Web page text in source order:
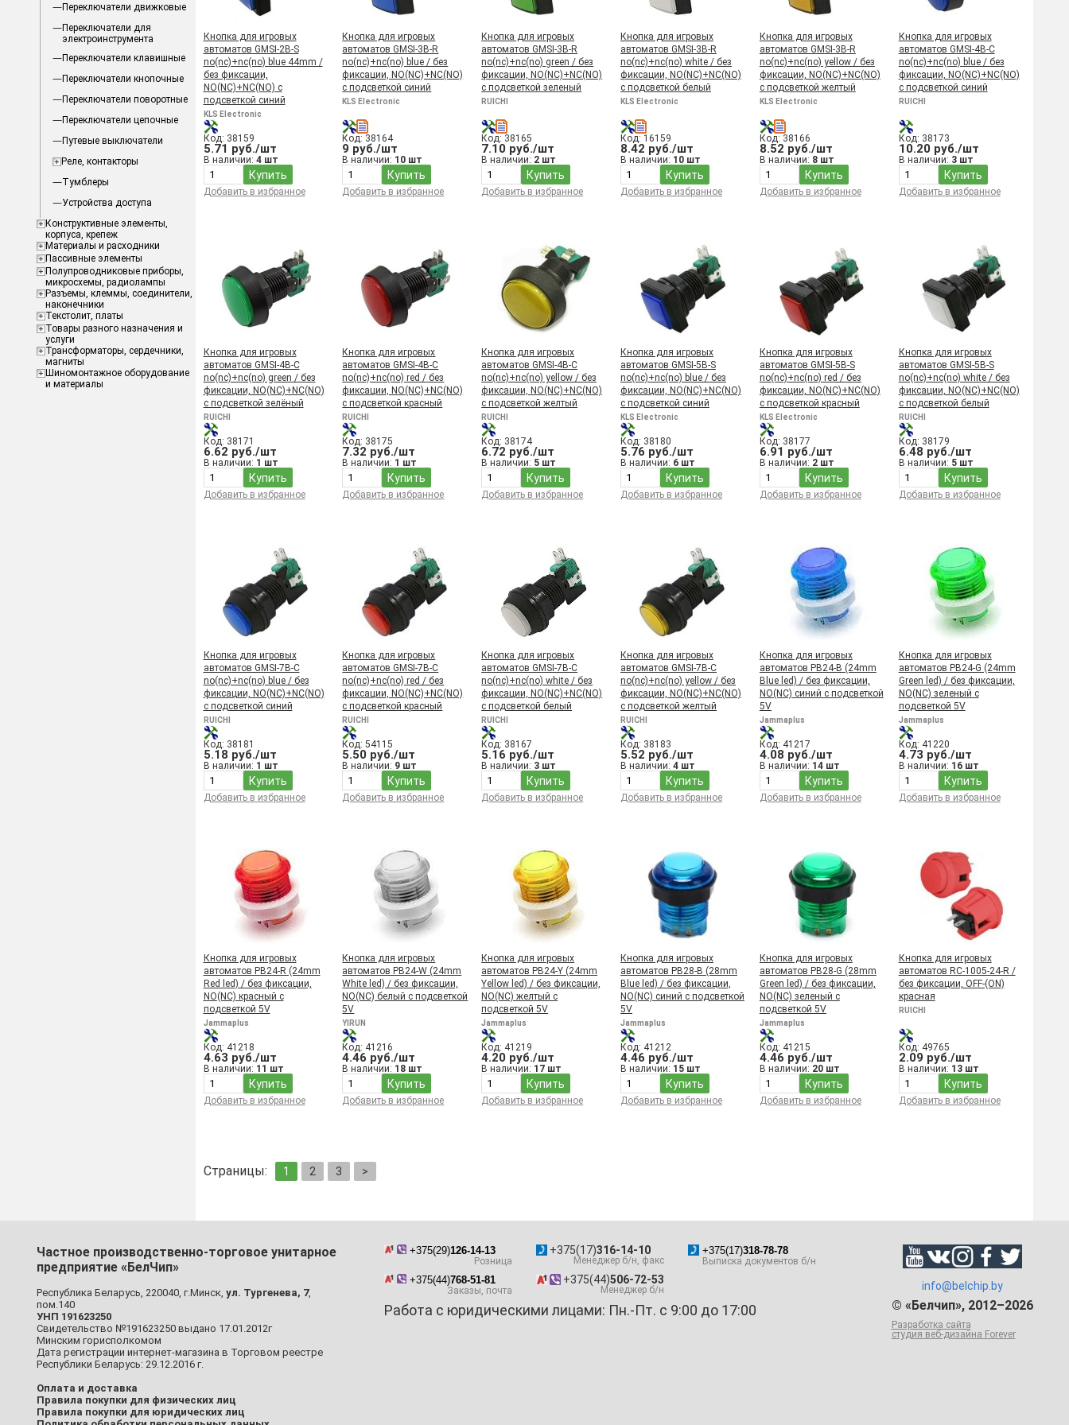
Переключатели движковые
Переключатели для
электроинструмента
Переключатели клавишные
Переключатели кнопочные
Переключатели поворотные
Переключатели цепочные
Путевые выключатели
Реле, контакторы
Тумблеры
Устройства доступа
Конструктивные элементы,
корпуса, крепеж
Материалы и расходники
Пассивные элементы
Полупроводниковые приборы,
микросхемы, радиолампы
Разъемы, клеммы, соединители,
наконечники
Текстолит, платы
Товары разного назначения и
услуги
Трансформаторы, сердечники,
магниты
Шиномонтажное оборудование
и материалы
Кнопка для игровых
автоматов GMSI-2B-S
no(nc)+nc(no) blue 44mm /
без фиксации,
NO(NC)+NC(NO) с
подсветкой синий
KLS Electronic
Код: 38159
5.71 руб./шт
В наличии: 4 шт
Купить
Добавить в избранное
Кнопка для игровых
автоматов GMSI-3B-R
no(nc)+nc(no) blue / без
фиксации, NO(NC)+NC(NO)
с подсветкой синий
KLS Electronic
Код: 38164
9 руб./шт
В наличии: 10 шт
Купить
Добавить в избранное
Кнопка для игровых
автоматов GMSI-3B-R
no(nc)+nc(no) green / без
фиксации, NO(NC)+NC(NO)
с подсветкой зеленый
RUICHI
Код: 38165
7.10 руб./шт
В наличии: 2 шт
Купить
Добавить в избранное
Кнопка для игровых
автоматов GMSI-3B-R
no(nc)+nc(no) white / без
фиксации, NO(NC)+NC(NO)
с подсветкой белый
KLS Electronic
Код: 16159
8.42 руб./шт
В наличии: 10 шт
Купить
Добавить в избранное
Кнопка для игровых
автоматов GMSI-3B-R
no(nc)+nc(no) yellow / без
фиксации, NO(NC)+NC(NO)
с подсветкой желтый
KLS Electronic
Код: 38166
8.52 руб./шт
В наличии: 8 шт
Купить
Добавить в избранное
Кнопка для игровых
автоматов GMSI-4B-C
no(nc)+nc(no) blue / без
фиксации, NO(NC)+NC(NO)
с подсветкой синий
RUICHI
Код: 38173
10.20 руб./шт
В наличии: 3 шт
Купить
Добавить в избранное
Кнопка для игровых
автоматов GMSI-4B-C
no(nc)+nc(no) green / без
фиксации, NO(NC)+NC(NO)
с подсветкой зелёный
RUICHI
Код: 38171
6.62 руб./шт
В наличии: 1 шт
Купить
Добавить в избранное
Кнопка для игровых
автоматов GMSI-4B-C
no(nc)+nc(no) red / без
фиксации, NO(NC)+NC(NO)
с подсветкой красный
RUICHI
Код: 38175
7.32 руб./шт
В наличии: 1 шт
Купить
Добавить в избранное
Кнопка для игровых
автоматов GMSI-4B-C
no(nc)+nc(no) yellow / без
фиксации, NO(NC)+NC(NO)
с подсветкой желтый
RUICHI
Код: 38174
6.72 руб./шт
В наличии: 5 шт
Купить
Добавить в избранное
Кнопка для игровых
автоматов GMSI-5B-S
no(nc)+nc(no) blue / без
фиксации, NO(NC)+NC(NO)
с подсветкой синий
KLS Electronic
Код: 38180
5.76 руб./шт
В наличии: 6 шт
Купить
Добавить в избранное
Кнопка для игровых
автоматов GMSI-5B-S
no(nc)+nc(no) red / без
фиксации, NO(NC)+NC(NO)
с подсветкой красный
KLS Electronic
Код: 38177
6.91 руб./шт
В наличии: 2 шт
Купить
Добавить в избранное
Кнопка для игровых
автоматов GMSI-5B-S
no(nc)+nc(no) white / без
фиксации, NO(NC)+NC(NO)
с подсветкой белый
RUICHI
Код: 38179
6.48 руб./шт
В наличии: 5 шт
Купить
Добавить в избранное
Кнопка для игровых
автоматов GMSI-7B-C
no(nc)+nc(no) blue / без
фиксации, NO(NC)+NC(NO)
с подсветкой синий
RUICHI
Код: 38181
5.18 руб./шт
В наличии: 1 шт
Купить
Добавить в избранное
Кнопка для игровых
автоматов GMSI-7B-C
no(nc)+nc(no) red / без
фиксации, NO(NC)+NC(NO)
с подсветкой красный
RUICHI
Код: 54115
5.50 руб./шт
В наличии: 9 шт
Купить
Добавить в избранное
Кнопка для игровых
автоматов GMSI-7B-C
no(nc)+nc(no) white / без
фиксации, NO(NC)+NC(NO)
с подсветкой белый
RUICHI
Код: 38167
5.16 руб./шт
В наличии: 3 шт
Купить
Добавить в избранное
Кнопка для игровых
автоматов GMSI-7B-C
no(nc)+nc(no) yellow / без
фиксации, NO(NC)+NC(NO)
с подсветкой желтый
RUICHI
Код: 38183
5.52 руб./шт
В наличии: 4 шт
Купить
Добавить в избранное
Кнопка для игровых
автоматов PB24-B (24mm
Blue led) / без фиксации,
NO(NC) синий с подсветкой
5V
Jammaplus
Код: 41217
4.08 руб./шт
В наличии: 14 шт
Купить
Добавить в избранное
Кнопка для игровых
автоматов PB24-G (24mm
Green led) / без фиксации,
NO(NC) зеленый с
подсветкой 5V
Jammaplus
Код: 41220
4.73 руб./шт
В наличии: 16 шт
Купить
Добавить в избранное
Кнопка для игровых
автоматов PB24-R (24mm
Red led) / без фиксации,
NO(NC) красный с
подсветкой 5V
Jammaplus
Код: 41218
4.63 руб./шт
В наличии: 11 шт
Купить
Добавить в избранное
Кнопка для игровых
автоматов PB24-W (24mm
White led) / без фиксации,
NO(NC) белый с подсветкой
5V
YIRUN
Код: 41216
4.46 руб./шт
В наличии: 18 шт
Купить
Добавить в избранное
Кнопка для игровых
автоматов PB24-Y (24mm
Yellow led) / без фиксации,
NO(NC) желтый с
подсветкой 5V
Jammaplus
Код: 41219
4.20 руб./шт
В наличии: 17 шт
Купить
Добавить в избранное
Кнопка для игровых
автоматов PB28-B (28mm
Blue led) / без фиксации,
NO(NC) синий с подсветкой
5V
Jammaplus
Код: 41212
4.46 руб./шт
В наличии: 15 шт
Купить
Добавить в избранное
Кнопка для игровых
автоматов PB28-G (28mm
Green led) / без фиксации,
NO(NC) зеленый с
подсветкой 5V
Jammaplus
Код: 41215
4.46 руб./шт
В наличии: 20 шт
Купить
Добавить в избранное
Кнопка для игровых
автоматов RC-1005-24-R /
без фиксации, OFF-(ON)
красная
RUICHI
Код: 49765
2.09 руб./шт
В наличии: 13 шт
Купить
Добавить в избранное
Страницы: 1 2 3 >
Частное производственно-торговое унитарное
предприятие «БелЧип»
Республика Беларусь, 220040, г.Минск, ул. Тургенева, 7,
пом.140
УНП 191623250
Свидетельство №191623250 выдано 17.01.2012г
Минским горисполкомом
Дата регистрации интернет-магазина в Торговом реестре
Республики Беларусь: 29.12.2016 г.
Оплата и доставка
Правила покупки для физических лиц
Правила покупки для юридических лиц
+375(29)126-14-13
Розница
+375(17)316-14-10
Менеджер б/н, факс
+375(17)318-78-78
Выписка документов б/н
+375(44)768-51-81
Заказы, почта
+375(44)506-72-53
Менеджер б/н
Работа с юридическими лицами: Пн.-Пт. с 9:00 до 17:00
info@belchip.by
© «Белчип», 2012–2026
Разработка сайта
студия веб-дизайна Forever